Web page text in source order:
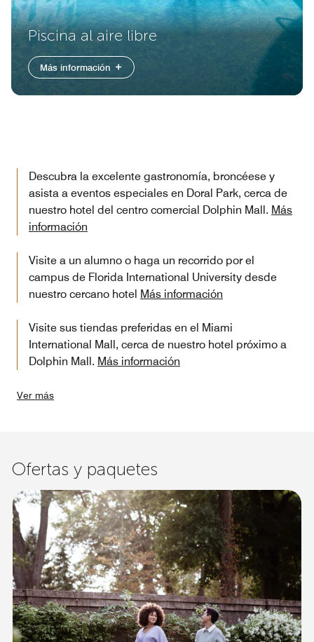
Piscina al aire libre
Más información
Descubra la excelente gastronomía, broncéese y
asista a eventos especiales en Doral Park, cerca de
nuestro hotel del centro comercial Dolphin Mall. Más
información
Visite a un alumno o haga un recorrido por el
campus de Florida International University desde
nuestro cercano hotel Más información
Visite sus tiendas preferidas en el Miami
International Mall, cerca de nuestro hotel próximo a
Dolphin Mall. Más información
Ver más
Ofertas y paquetes